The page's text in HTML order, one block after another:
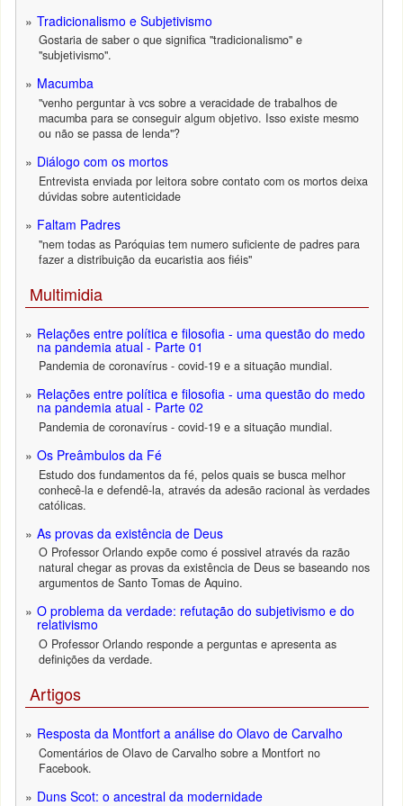
Tradicionalismo e Subjetivismo
Gostaria de saber o que significa "tradicionalismo" e
"subjetivismo".
Macumba
"venho perguntar à vcs sobre a veracidade de trabalhos de
macumba para se conseguir algum objetivo. Isso existe mesmo
ou não se passa de lenda"?
Diálogo com os mortos
Entrevista enviada por leitora sobre contato com os mortos deixa
dúvidas sobre autenticidade
Faltam Padres
"nem todas as Paróquias tem numero suficiente de padres para
fazer a distribuição da eucaristia aos fiéis"
Multimidia
Relações entre política e filosofia - uma questão do medo
na pandemia atual - Parte 01
Pandemia de coronavírus - covid-19 e a situação mundial.
Relações entre política e filosofia - uma questão do medo
na pandemia atual - Parte 02
Pandemia de coronavírus - covid-19 e a situação mundial.
Os Preâmbulos da Fé
Estudo dos fundamentos da fé, pelos quais se busca melhor
conhecê-la e defendê-la, através da adesão racional às verdades
católicas.
As provas da existência de Deus
O Professor Orlando expõe como é possivel através da razão
natural chegar as provas da existência de Deus se baseando nos
argumentos de Santo Tomas de Aquino.
O problema da verdade: refutação do subjetivismo e do
relativismo
O Professor Orlando responde a perguntas e apresenta as
definições da verdade.
Artigos
Resposta da Montfort a análise do Olavo de Carvalho
Comentários de Olavo de Carvalho sobre a Montfort no
Facebook.
Duns Scot: o ancestral da modernidade